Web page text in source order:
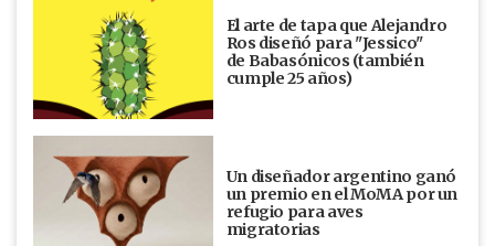
El arte de tapa que Alejandro
Ros diseñó para "Jessico"
de Babasónicos (también
cumple 25 años)
Un diseñador argentino ganó
un premio en el MoMA por un
refugio para aves
migratorias